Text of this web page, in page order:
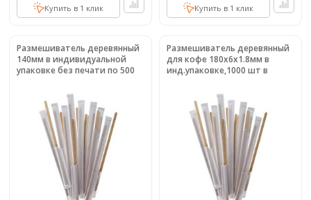
Купить в 1 клик Купить в 1 клик
Размешиватель деревянный
140мм в индивидуальной
упаковке без печати по 500
Размешиватель деревянный
для кофе 180х6х1.8мм в
инд.упаковке,1000 шт в